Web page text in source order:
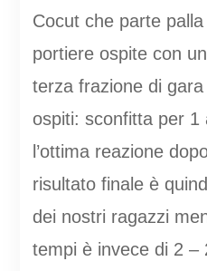
Cocut che parte
portiere ospite con
terza frazione di
ospiti: sconfitta per 1
l’ottima reazione
risultato finale è
dei nostri ragazzi
tempi è invece di 2 –